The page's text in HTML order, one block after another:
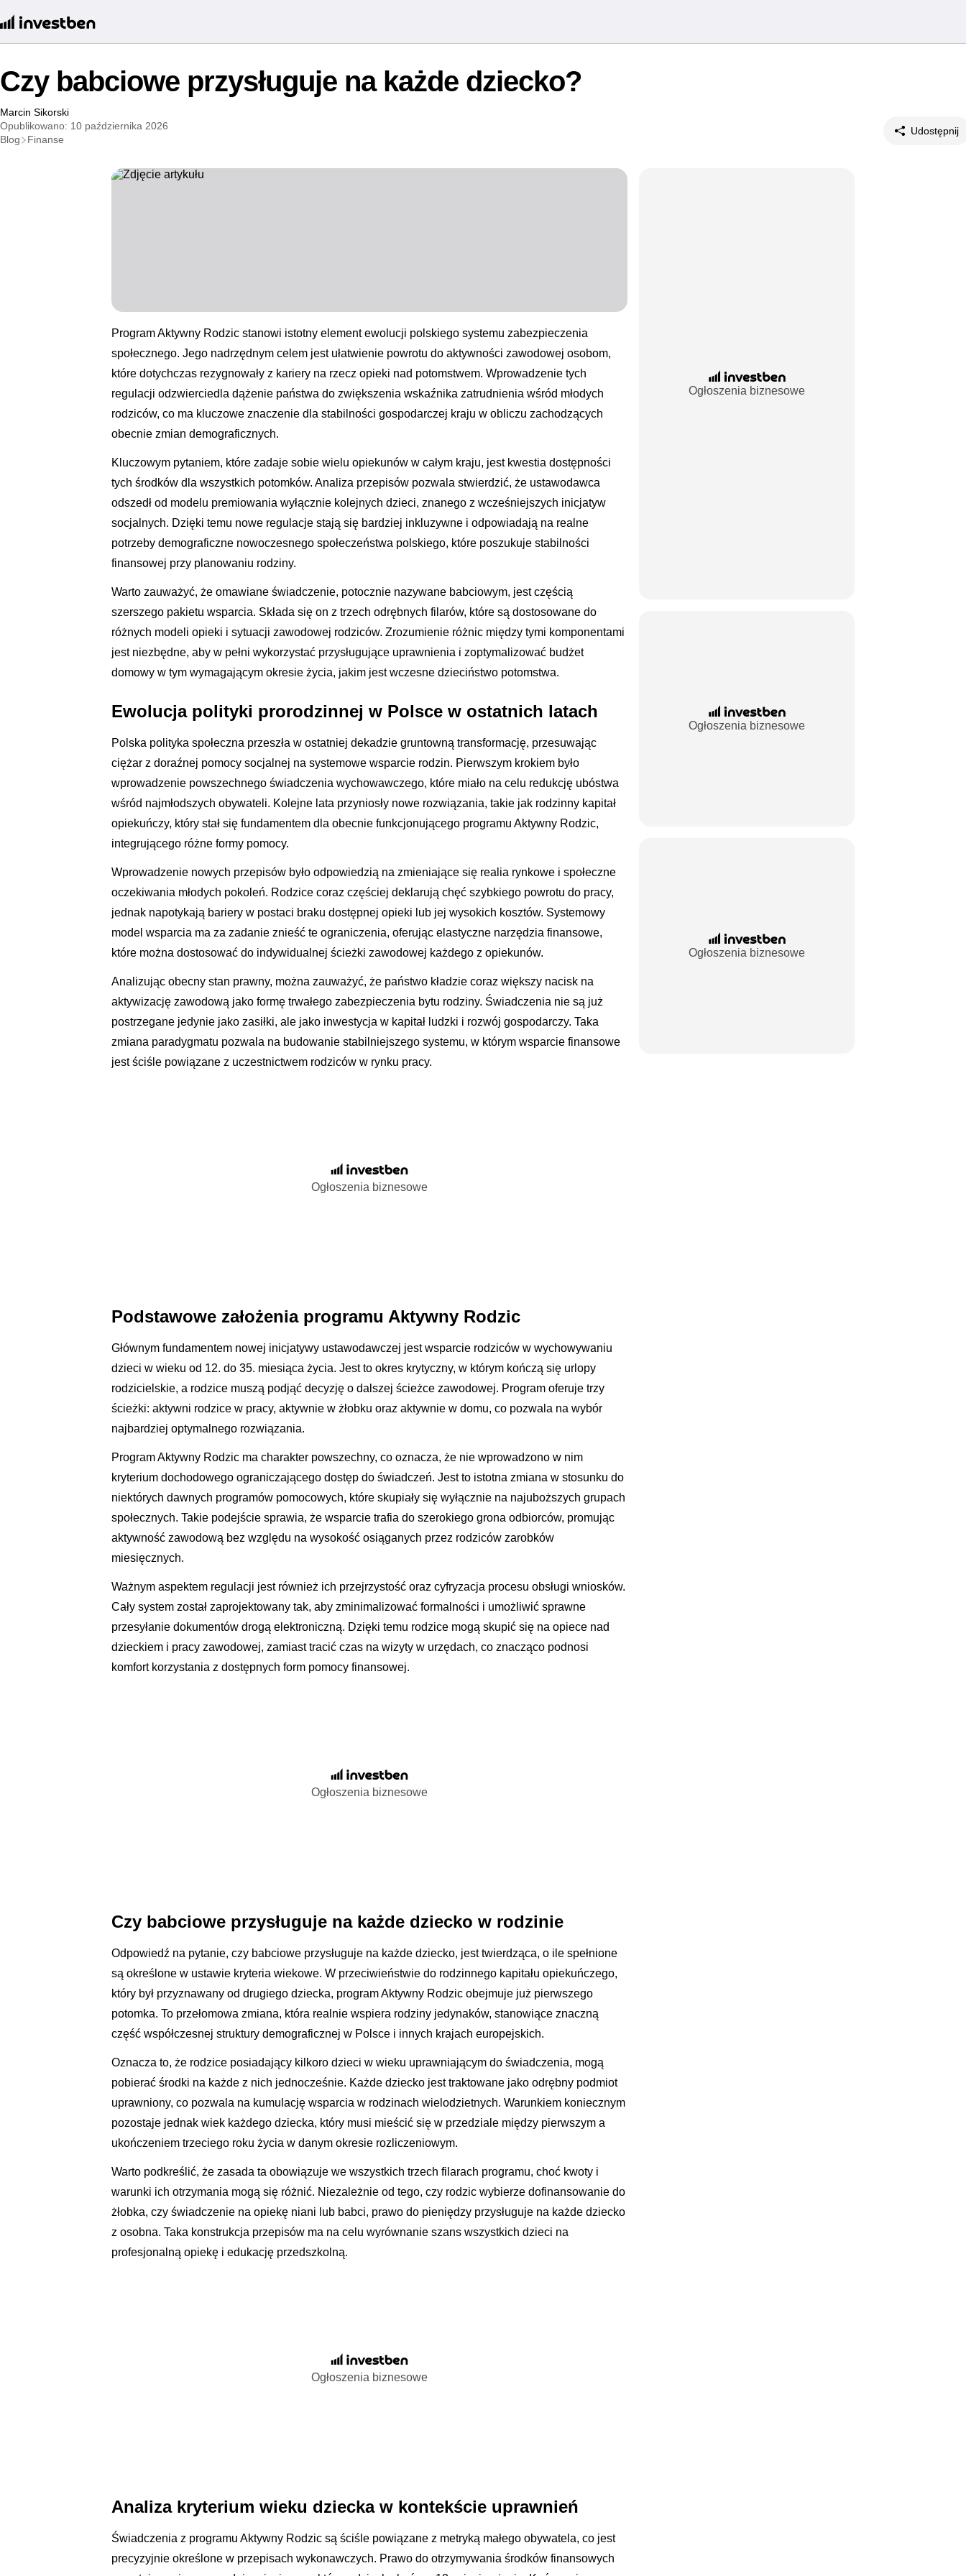
Czy babciowe przysługuje na każde dziecko?
Marcin Sikorski
Opublikowano: 10 października 2026
Blog
Finanse
Udostępnij
Program Aktywny Rodzic stanowi istotny element ewolucji polskiego systemu zabezpieczenia
społecznego. Jego nadrzędnym celem jest ułatwienie powrotu do aktywności zawodowej osobom,
które dotychczas rezygnowały z kariery na rzecz opieki nad potomstwem. Wprowadzenie tych
regulacji odzwierciedla dążenie państwa do zwiększenia wskaźnika zatrudnienia wśród młodych
rodziców, co ma kluczowe znaczenie dla stabilności gospodarczej kraju w obliczu zachodzących
obecnie zmian demograficznych.
Kluczowym pytaniem, które zadaje sobie wielu opiekunów w całym kraju, jest kwestia dostępności
tych środków dla wszystkich potomków. Analiza przepisów pozwala stwierdzić, że ustawodawca
odszedł od modelu premiowania wyłącznie kolejnych dzieci, znanego z wcześniejszych inicjatyw
socjalnych. Dzięki temu nowe regulacje stają się bardziej inkluzywne i odpowiadają na realne
potrzeby demograficzne nowoczesnego społeczeństwa polskiego, które poszukuje stabilności
finansowej przy planowaniu rodziny.
Warto zauważyć, że omawiane świadczenie, potocznie nazywane babciowym, jest częścią
szerszego pakietu wsparcia. Składa się on z trzech odrębnych filarów, które są dostosowane do
różnych modeli opieki i sytuacji zawodowej rodziców. Zrozumienie różnic między tymi komponentami
jest niezbędne, aby w pełni wykorzystać przysługujące uprawnienia i zoptymalizować budżet
domowy w tym wymagającym okresie życia, jakim jest wczesne dzieciństwo potomstwa.
Ewolucja polityki prorodzinnej w Polsce w ostatnich latach
Polska polityka społeczna przeszła w ostatniej dekadzie gruntowną transformację, przesuwając
ciężar z doraźnej pomocy socjalnej na systemowe wsparcie rodzin. Pierwszym krokiem było
wprowadzenie powszechnego świadczenia wychowawczego, które miało na celu redukcję ubóstwa
wśród najmłodszych obywateli. Kolejne lata przyniosły nowe rozwiązania, takie jak rodzinny kapitał
opiekuńczy, który stał się fundamentem dla obecnie funkcjonującego programu Aktywny Rodzic,
integrującego różne formy pomocy.
Wprowadzenie nowych przepisów było odpowiedzią na zmieniające się realia rynkowe i społeczne
oczekiwania młodych pokoleń. Rodzice coraz częściej deklarują chęć szybkiego powrotu do pracy,
jednak napotykają bariery w postaci braku dostępnej opieki lub jej wysokich kosztów. Systemowy
model wsparcia ma za zadanie znieść te ograniczenia, oferując elastyczne narzędzia finansowe,
które można dostosować do indywidualnej ścieżki zawodowej każdego z opiekunów.
Analizując obecny stan prawny, można zauważyć, że państwo kładzie coraz większy nacisk na
aktywizację zawodową jako formę trwałego zabezpieczenia bytu rodziny. Świadczenia nie są już
postrzegane jedynie jako zasiłki, ale jako inwestycja w kapitał ludzki i rozwój gospodarczy. Taka
zmiana paradygmatu pozwala na budowanie stabilniejszego systemu, w którym wsparcie finansowe
jest ściśle powiązane z uczestnictwem rodziców w rynku pracy.
Ogłoszenia biznesowe
Podstawowe założenia programu Aktywny Rodzic
Głównym fundamentem nowej inicjatywy ustawodawczej jest wsparcie rodziców w wychowywaniu
dzieci w wieku od 12. do 35. miesiąca życia. Jest to okres krytyczny, w którym kończą się urlopy
rodzicielskie, a rodzice muszą podjąć decyzję o dalszej ścieżce zawodowej. Program oferuje trzy
ścieżki: aktywni rodzice w pracy, aktywnie w żłobku oraz aktywnie w domu, co pozwala na wybór
najbardziej optymalnego rozwiązania.
Program Aktywny Rodzic ma charakter powszechny, co oznacza, że nie wprowadzono w nim
kryterium dochodowego ograniczającego dostęp do świadczeń. Jest to istotna zmiana w stosunku do
niektórych dawnych programów pomocowych, które skupiały się wyłącznie na najuboższych grupach
społecznych. Takie podejście sprawia, że wsparcie trafia do szerokiego grona odbiorców, promując
aktywność zawodową bez względu na wysokość osiąganych przez rodziców zarobków
miesięcznych.
Ważnym aspektem regulacji jest również ich przejrzystość oraz cyfryzacja procesu obsługi wniosków.
Cały system został zaprojektowany tak, aby zminimalizować formalności i umożliwić sprawne
przesyłanie dokumentów drogą elektroniczną. Dzięki temu rodzice mogą skupić się na opiece nad
dzieckiem i pracy zawodowej, zamiast tracić czas na wizyty w urzędach, co znacząco podnosi
komfort korzystania z dostępnych form pomocy finansowej.
Ogłoszenia biznesowe
Czy babciowe przysługuje na każde dziecko w rodzinie
Odpowiedź na pytanie, czy babciowe przysługuje na każde dziecko, jest twierdząca, o ile spełnione
są określone w ustawie kryteria wiekowe. W przeciwieństwie do rodzinnego kapitału opiekuńczego,
który był przyznawany od drugiego dziecka, program Aktywny Rodzic obejmuje już pierwszego
potomka. To przełomowa zmiana, która realnie wspiera rodziny jedynaków, stanowiące znaczną
część współczesnej struktury demograficznej w Polsce i innych krajach europejskich.
Oznacza to, że rodzice posiadający kilkoro dzieci w wieku uprawniającym do świadczenia, mogą
pobierać środki na każde z nich jednocześnie. Każde dziecko jest traktowane jako odrębny podmiot
uprawniony, co pozwala na kumulację wsparcia w rodzinach wielodzietnych. Warunkiem koniecznym
pozostaje jednak wiek każdego dziecka, który musi mieścić się w przedziale między pierwszym a
ukończeniem trzeciego roku życia w danym okresie rozliczeniowym.
Warto podkreślić, że zasada ta obowiązuje we wszystkich trzech filarach programu, choć kwoty i
warunki ich otrzymania mogą się różnić. Niezależnie od tego, czy rodzic wybierze dofinansowanie do
żłobka, czy świadczenie na opiekę niani lub babci, prawo do pieniędzy przysługuje na każde dziecko
z osobna. Taka konstrukcja przepisów ma na celu wyrównanie szans wszystkich dzieci na
profesjonalną opiekę i edukację przedszkolną.
Ogłoszenia biznesowe
Analiza kryterium wieku dziecka w kontekście uprawnień
Świadczenia z programu Aktywny Rodzic są ściśle powiązane z metryką małego obywatela, co jest
precyzyjnie określone w przepisach wykonawczych. Prawo do otrzymywania środków finansowych
Ogłoszenia biznesowe
Ogłoszenia biznesowe
Ogłoszenia biznesowe